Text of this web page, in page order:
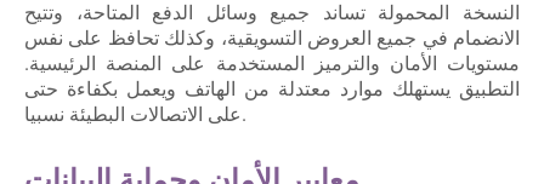
النسخة المحمولة تساند جميع وسائل الدفع المتاحة، وتتيح
الانضمام في جميع العروض التسويقية، وكذلك تحافظ على نفس
مستويات الأمان والترميز المستخدمة على المنصة الرئيسية.
التطبيق يستهلك موارد معتدلة من الهاتف ويعمل بكفاءة حتى
على الاتصالات البطيئة نسبيا.